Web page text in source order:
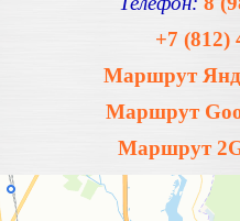
+7 (812)
Маршрут
Маршрут
Маршрут